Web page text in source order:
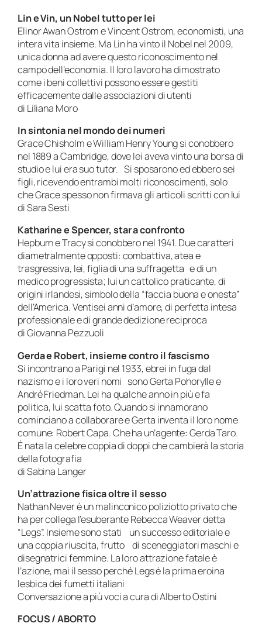
Lin e Vin, un Nobel tutto per lei
Elinor Awan Ostrom e Vincent Ostrom, economisti, una
intera vita insieme. Ma Lin ha vinto il Nobel nel 2009,
unica donna ad avere questo riconoscimento nel
campo dell’economia. Il loro lavoro ha dimostrato
come i beni collettivi possono essere gestiti
efficacemente dalle associazioni di utenti
di Liliana Moro
In sintonia nel mondo dei numeri
Grace Chisholm e William Henry Young si conobbero
nel 1889 a Cambridge, dove lei aveva vinto una borsa di
studio e lui era suo tutor. Si sposarono ed ebbero sei
figli, ricevendo entrambi molti riconoscimenti, solo
che Grace spesso non firmava gli articoli scritti con lui
di Sara Sesti
Katharine e Spencer, star a confronto
Hepburn e Tracy si conobbero nel 1941. Due caratteri
diametralmente opposti: combattiva, atea e
trasgressiva, lei, figlia di una suffragetta e di un
medico progressista; lui un cattolico praticante, di
origini irlandesi, simbolo della “faccia buona e onesta”
dell’America. Ventisei anni d’amore, di perfetta intesa
professionale e di grande dedizione reciproca
di Giovanna Pezzuoli
Gerda e Robert, insieme contro il fascismo
Si incontrano a Parigi nel 1933, ebrei in fuga dal
nazismo e i loro veri nomi sono Gerta Pohorylle e
André Friedman. Lei ha qualche anno in più e fa
politica, lui scatta foto. Quando si innamorano
cominciano a collaborare e Gerta inventa il loro nome
comune: Robert Capa. Che ha un’agente: Gerda Taro.
È nata la celebre coppia di doppi che cambierà la storia
della fotografia
di Sabina Langer
Un’attrazione fisica oltre il sesso
Nathan Never è un malinconico poliziotto privato che
ha per collega l’esuberante Rebecca Weaver detta
“Legs”. Insieme sono stati un successo editoriale e
una coppia riuscita, frutto di sceneggiatori maschi e
disegnatrici femmine. La loro attrazione fatale è
l’azione, mai il sesso perché Legs è la prima eroina
lesbica dei fumetti italiani
Conversazione a più voci a cura di Alberto Ostini
FOCUS / ABORTO